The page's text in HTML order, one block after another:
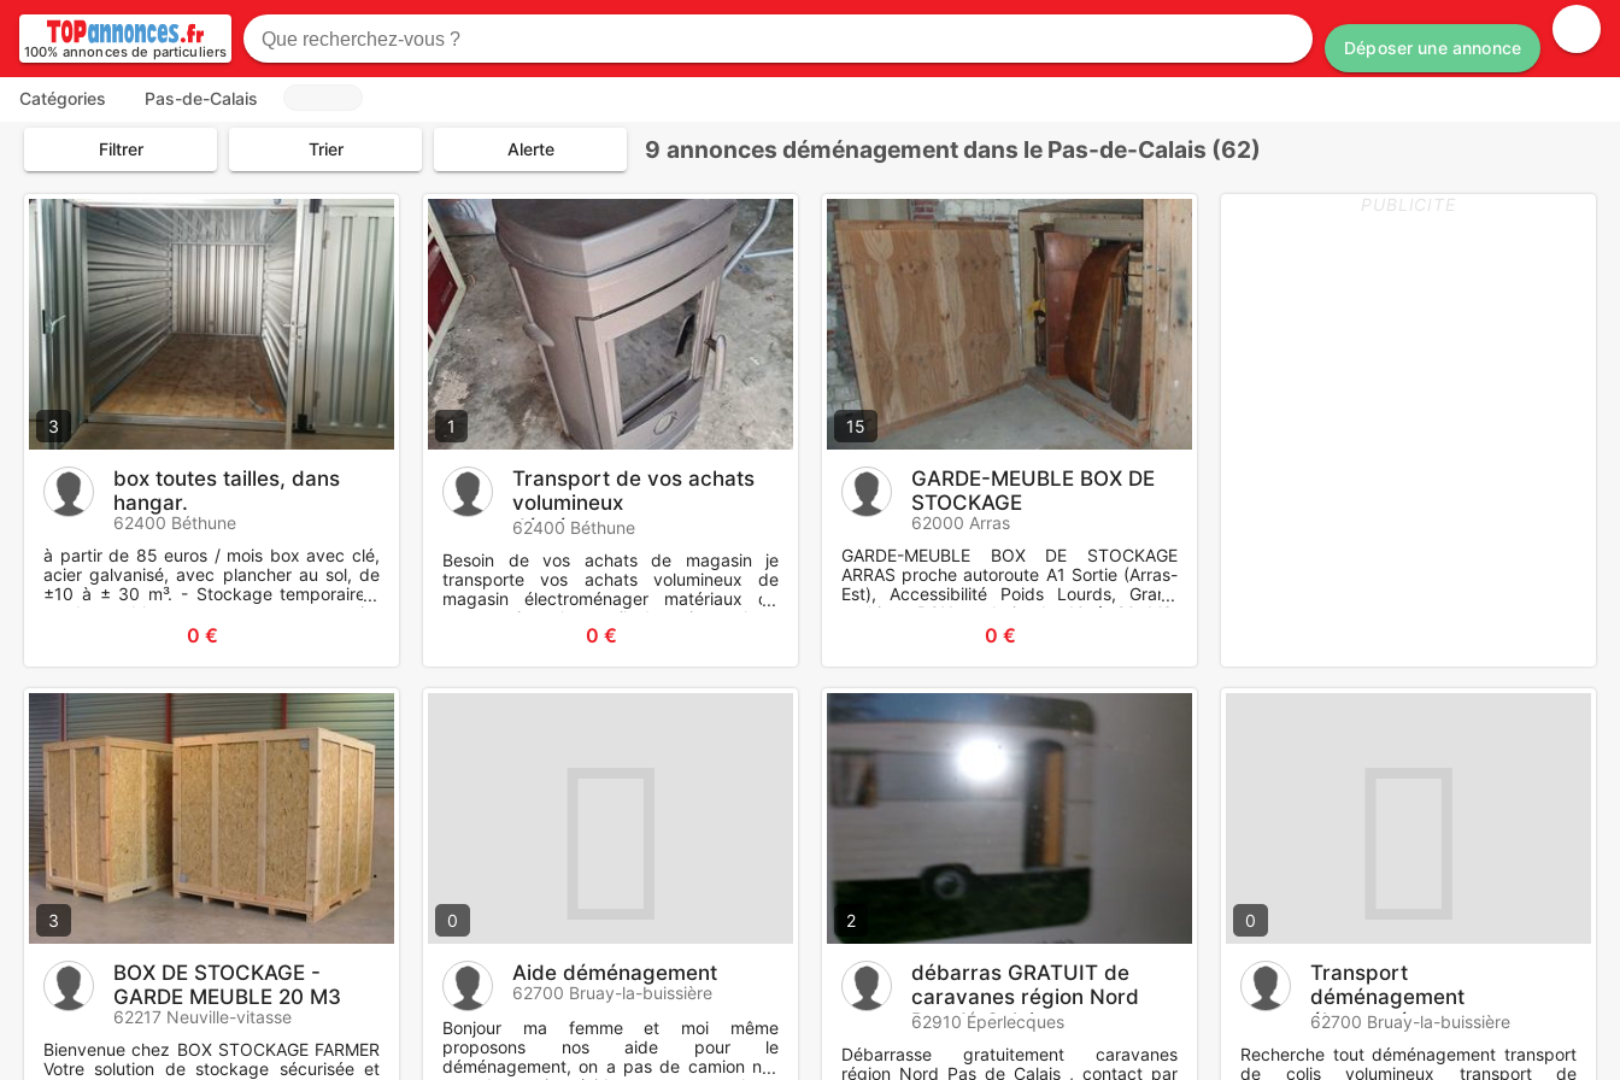
100% annonces de particuliers Déposer une annonce
Catégories Pas-de-Calais
Filtrer Trier Alerte 9 annonces déménagement dans le Pas-de-Calais (62)
3
box toutes tailles, dans
hangar.
62400 Béthune
à partir de 85 euros / mois box avec clé,
acier galvanisé, avec plancher au sol, de
±10 à ± 30 m³. - Stockage temporaire /
garde-meubles, suite
déménagement/surplus...et
0 €
1
Transport de vos achats
volumineux
déménagement
62400 Béthune
Besoin de vos achats de magasin je
transporte vos achats volumineux de
magasin électroménager matériaux de
construction placo rails bastaing palette
de tuiles ect.. déménagement
0 €
15
GARDE-MEUBLE BOX DE
STOCKAGE
62000 Arras
GARDE-MEUBLE BOX DE STOCKAGE
ARRAS proche autoroute A1 Sortie (Arras-
Est), Accessibilité Poids Lourds, Grand
parking, BOX en bois de 10 à 20 M3,
Ventilation qui empêche t
0 €
PUBLICITE
3
BOX DE STOCKAGE -
GARDE MEUBLE 20 M3
62217 Neuville-vitasse
Bienvenue chez BOX STOCKAGE FARMER
Votre solution de stockage sécurisée et
0
Aide déménagement
62700 Bruay-la-buissière
Bonjour ma femme et moi même
proposons nos aide pour le
déménagement, on a pas de camion n'ai
2
débarras GRATUIT de
caravanes région Nord
Pas de Calais
62910 Éperlecques
Débarrasse gratuitement caravanes
région Nord Pas de Calais , contact par
0
Transport
déménagement
électroménager
62700 Bruay-la-buissière
Recherche tout déménagement transport
de colis volumineux transport de